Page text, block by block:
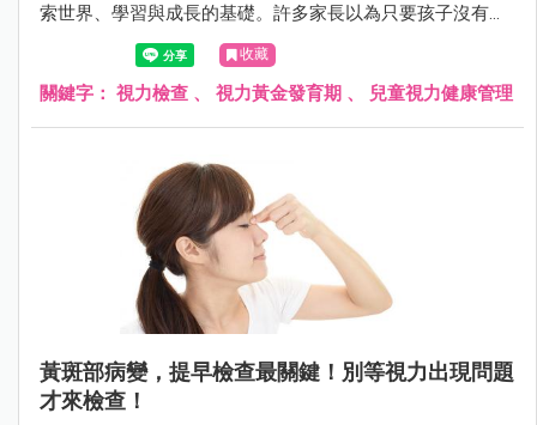
索世界、學習與成長的基礎。許多家長以為只要孩子沒有揉
眼、沒說看不清楚，就代表視力沒問題，但事實上，許多視
力異常在幼兒時期沒有明顯症狀，卻可能悄悄影響孩子的一
生。
收藏
關鍵字： 視力檢查 、 視力黃金發育期 、 兒童視力健康管理
黃斑部病變，提早檢查最關鍵！別等視力出現問題
才來檢查！